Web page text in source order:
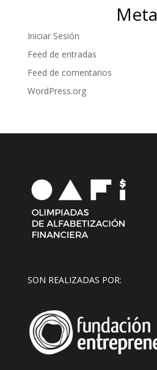
Meta
Iniciar Sesión
Feed de entradas
Feed de comentarios
WordPress.org
SON REALIZADAS POR: